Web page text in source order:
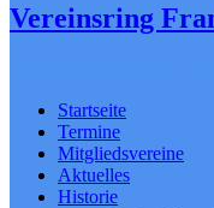
Vereinsring
Startseite
Termine
Mitgliedsvereine
Aktuelles
Historie